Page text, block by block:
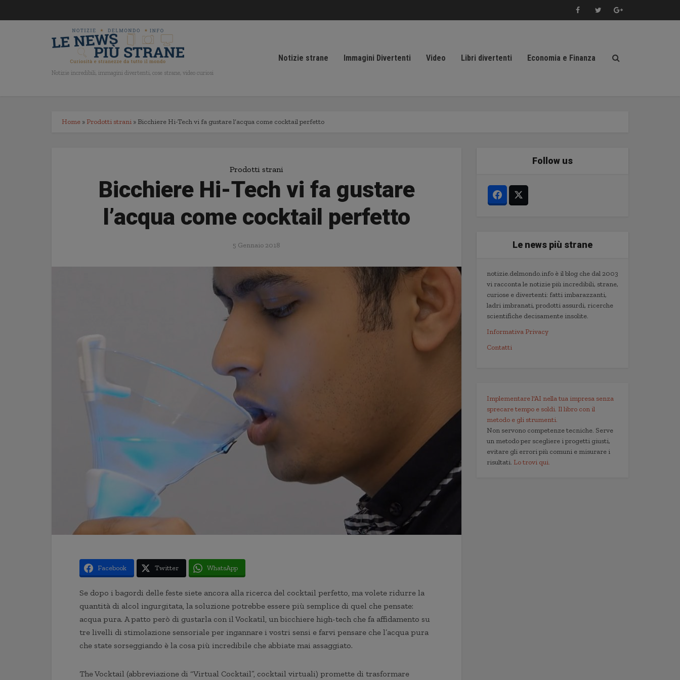
Notizie incredibili, immagini divertenti, cose strane, video curiosi
Notizie strane Immagini Divertenti Video Libri divertenti Economia e Finanza
Home » Prodotti strani » Bicchiere Hi-Tech vi fa gustare l’acqua come cocktail perfetto
Prodotti strani
Bicchiere Hi-Tech vi fa gustare
l’acqua come cocktail perfetto
5 Gennaio 2018
Facebook Twitter WhatsApp
Se dopo i bagordi delle feste siete ancora alla ricerca del cocktail perfetto, ma volete ridurre la
quantità di alcol ingurgitata, la soluzione potrebbe essere più semplice di quel che pensate:
acqua pura. A patto però di gustarla con il Vockatil, un bicchiere high-tech che fa affidamento su
tre livelli di stimolazione sensoriale per ingannare i vostri sensi e farvi pensare che l’acqua pura
che state sorseggiando è la cosa più incredibile che abbiate mai assaggiato.
The Vocktail (abbreviazione di “Virtual Cocktail”, cocktail virtuali) promette di trasformare
Follow us
Le news più strane
notizie.delmondo.info è il blog che dal 2003
vi racconta le notizie più incredibili, strane,
curiose e divertenti: fatti imbarazzanti,
ladri imbranati, prodotti assurdi, ricerche
scientifiche decisamente insolite.
Informativa Privacy
Contatti
Implementare l'AI nella tua impresa senza
sprecare tempo e soldi. Il libro con il
metodo e gli strumenti.
Non servono competenze tecniche. Serve
un metodo per scegliere i progetti giusti,
evitare gli errori più comuni e misurare i
risultati. Lo trovi qui.